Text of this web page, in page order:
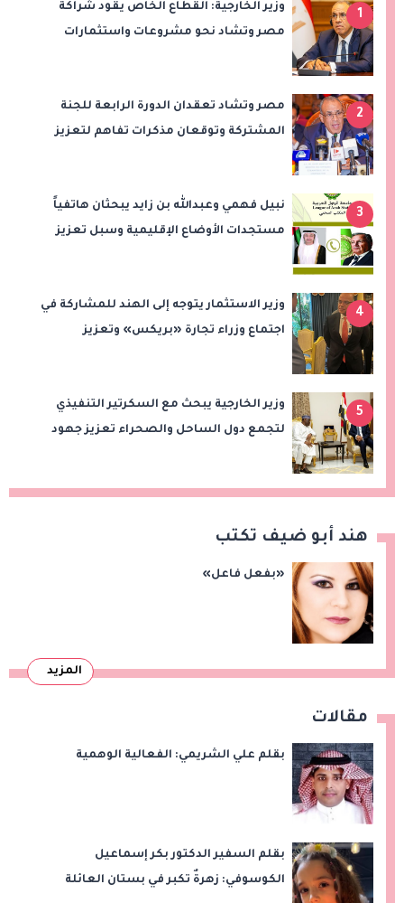
1
وزير الخارجية: القطاع الخاص يقود شراكة
مصر وتشاد نحو مشروعات واستثمارات
2
مصر وتشاد تعقدان الدورة الرابعة للجنة
المشتركة وتوقعان مذكرات تفاهم لتعزيز
3
نبيل فهمي وعبدالله بن زايد يبحثان هاتفياً
مستجدات الأوضاع الإقليمية وسبل تعزيز
4
وزير الاستثمار يتوجه إلى الهند للمشاركة في
اجتماع وزراء تجارة «بريكس» وتعزيز
5
وزير الخارجية يبحث مع السكرتير التنفيذي
لتجمع دول الساحل والصحراء تعزيز جهود
هند أبو ضيف تكتب
«بفعل فاعل»
المزيد
مقالات
بقلم علي الشريمي: الفعالية الوهمية
بقلم السفير الدكتور بكر إسماعيل
الكوسوفي: زهرةٌ تكبر في بستان العائلة